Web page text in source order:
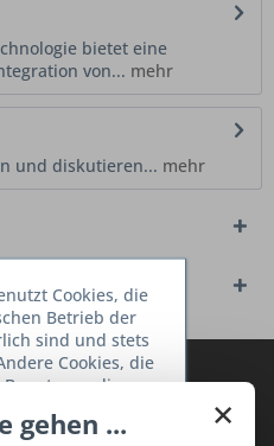
bietet eine
von... mehr
und diskutieren... mehr
Deine
Aktion mehr aus
×
gehen ...
Cookies, die
Betrieb der
sind und stets
Cookies, die
dieser
Interaktion mit